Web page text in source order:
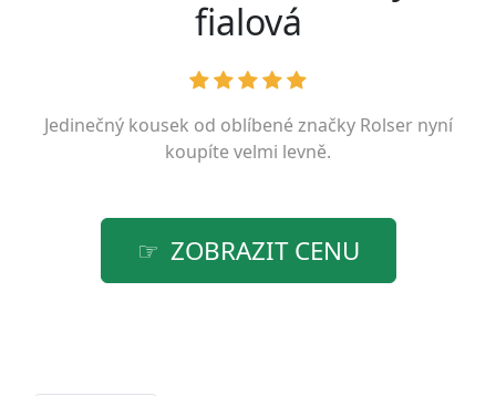
fialová
Jedinečný kousek od oblíbené značky Rolsernyní
koupíte velmi levně.
ZOBRAZIT CENU